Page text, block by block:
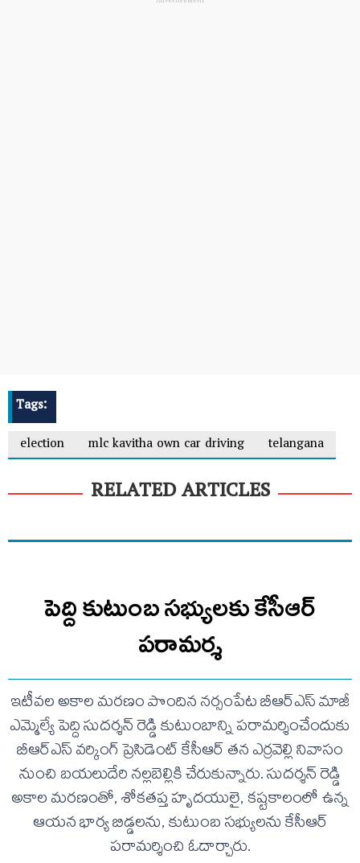
Tags:
election
mlc kavitha own car driving telangana
RELATED ARTICLES
పెద్ది కుటుంబ సభ్యులకు కేసీఆర్
పరామర్శ
ఇటీవల అకాల మరణం పొందిన నర్సంపేట బీఆర్ఎస్ మాజీ
ఎమ్మెల్యే పెద్ది సుదర్శన్ రెడ్డి కుటుంబాన్ని పరామర్శించేందుకు
బీఆర్ఎస్ వర్కింగ్ ప్రెసిడెంట్ కేసీఆర్ తన ఎర్రవెల్లి నివాసం
నుంచి బయలుదేరి నల్లబెల్లికి చేరుకున్నారు. సుదర్శన్ రెడ్డి
అకాల మరణంతో, శోకతప్త హృదయులై, కష్టకాలంలో ఉన్న
ఆయన భార్య బిడ్డలను, కుటుంబ సభ్యులను కేసీఆర్
పరామర్శించి ఓదార్చారు.